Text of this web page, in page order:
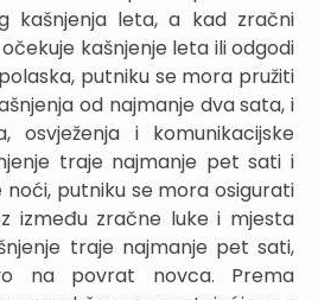
kašnjenja leta, a kad zračni
kašnjenje leta ili odgodi
putniku se mora pružiti
od najmanje dva sata, i
i komunikacijske
traje najmanje pet sati i
noći, putniku se mora osigurati
između zračne luke i mjesta
traje najmanje pet sati,
na povrat novca. Prema